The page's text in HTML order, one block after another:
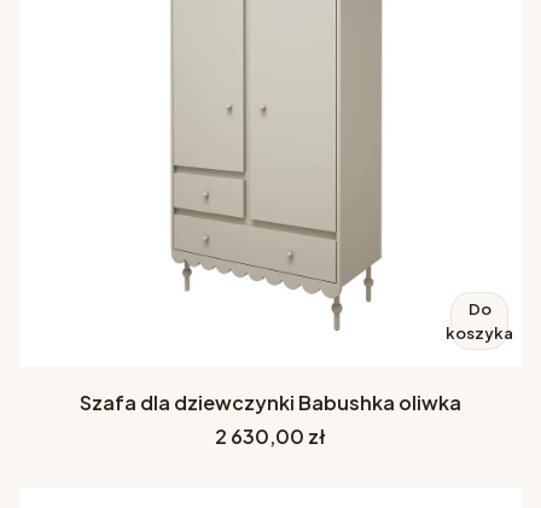
Do
koszyka
Szafa dla dziewczynki Babushka oliwka
Cena
2 630,00 zł